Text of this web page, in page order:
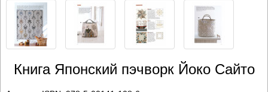
Книга Японский пэчворк Йоко Сайто